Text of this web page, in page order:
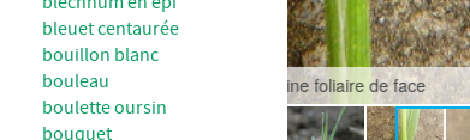
bleuet centaurée
bouillon blanc
bouleau
boulette oursin
bouquet